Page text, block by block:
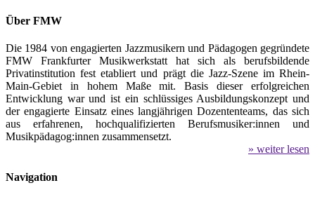
Über FMW
Die 1984 von engagierten Jazzmusikern und Pädagogen gegründete
FMW Frankfurter Musikwerkstatt hat sich als berufsbildende
Privatinstitution fest etabliert und prägt die Jazz-Szene im Rhein-
Main-Gebiet in hohem Maße mit. Basis dieser erfolgreichen
Entwicklung war und ist ein schlüssiges Ausbildungskonzept und
der engagierte Einsatz eines langjährigen Dozententeams, das sich
aus erfahrenen, hochqualifizierten Berufsmusiker:innen und
Musikpädagog:innen zusammensetzt.
» weiter lesen
Navigation